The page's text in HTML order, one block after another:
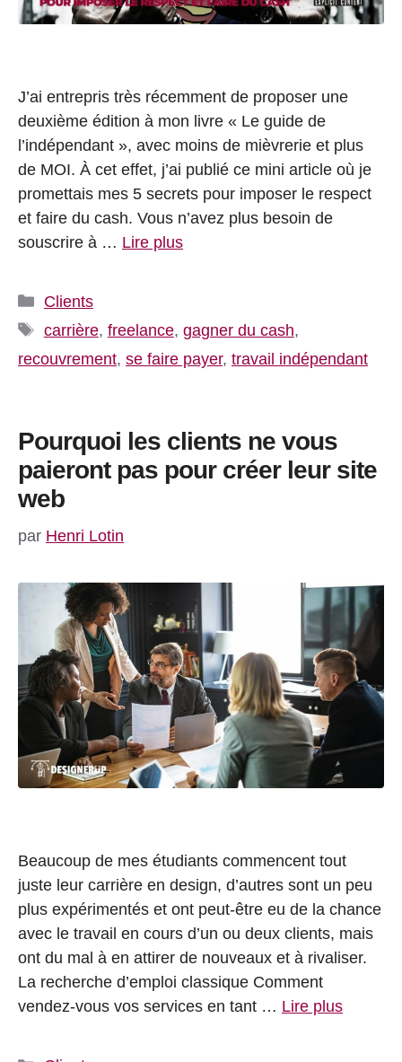
J’ai entrepris très récemment de proposer une
deuxième édition à mon livre « Le guide de
l’indépendant », avec moins de mièvrerie et plus
de MOI. À cet effet, j’ai publié ce mini article où je
promettais mes 5 secrets pour imposer le respect
et faire du cash. Vous n’avez plus besoin de
souscrire à … Lire plus
Catégories
Clients
Étiquettes
carrière, freelance, gagner du cash,
recouvrement, se faire payer, travail indépendant
Pourquoi les clients ne vous
paieront pas pour créer leur site
web
par Henri Lotin
Beaucoup de mes étudiants commencent tout
juste leur carrière en design, d’autres sont un peu
plus expérimentés et ont peut-être eu de la chance
avec le travail en cours d’un ou deux clients, mais
ont du mal à en attirer de nouveaux et à rivaliser.
La recherche d’emploi classique Comment
vendez-vous vos services en tant … Lire plus